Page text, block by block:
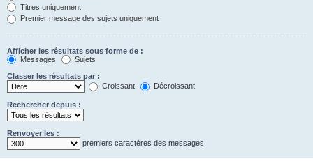
Titres uniquement
Premier message des sujets uniquement
Afficher les résultats sous forme de :
Messages
Sujets
Classer les résultats par :
Croissant
Décroissant
Rechercher depuis :
Renvoyer les :
premiers caractères des messages